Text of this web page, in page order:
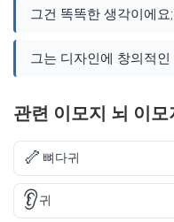
그건 똑똑한 생각이에
그는 디자인에 창의적
관련 이모지 뇌 이모
🦴 뼈다귀
👂귀